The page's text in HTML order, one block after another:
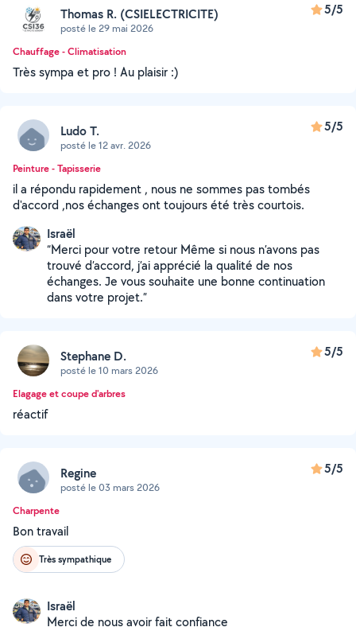
Thomas R. (CSIELECTRICITE)
posté le 29 mai 2026
5/5
Chauffage - Climatisation
Très sympa et pro ! Au plaisir :)
Ludo T.
posté le 12 avr. 2026
5/5
Peinture - Tapisserie
il a répondu rapidement , nous ne sommes pas tombés
d'accord ,nos échanges ont toujours été très courtois.
Israël
“Merci pour votre retour Même si nous n’avons pas
trouvé d’accord, j’ai apprécié la qualité de nos
échanges. Je vous souhaite une bonne continuation
dans votre projet.”
Stephane D.
posté le 10 mars 2026
5/5
Elagage et coupe d'arbres
réactif
Regine
posté le 03 mars 2026
5/5
Charpente
Bon travail
Très sympathique
Israël
Merci de nous avoir fait confiance